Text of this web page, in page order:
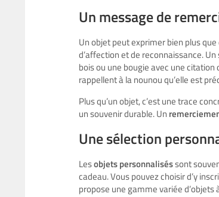
Un message de
Un objet peut exprimer bien plus
d’affection et de reconnaissance.
bois ou une bougie avec une
rappellent à la nounou qu’elle est
Plus qu’un objet, c’est une trace
un souvenir durable. Un
Une sélection
Lesobjets personnaliséssont
cadeau. Vous pouvez choisir d’y
propose une gamme variée